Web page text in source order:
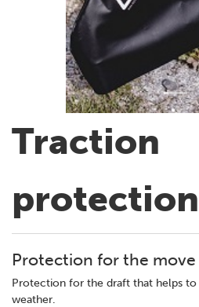
Traction
protection
Protection for the move
Protection for the draft that helps
weather.